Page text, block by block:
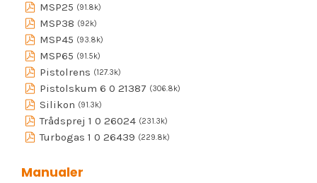
MSP25 (91.8k)
MSP38 (92k)
MSP45 (93.8k)
MSP65 (91.5k)
Pistolrens (127.3k)
Pistolskum 6 0 21387 (306.8k)
Silikon (91.3k)
Trådsprej 1 0 26024 (231.3k)
Turbogas 1 0 26439 (229.8k)
Manualer